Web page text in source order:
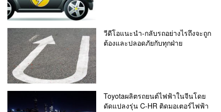
วีดีโอแนะนำ-กลับรถอย่างไรถึงจะถูก
ต้องและปลอดภัยกับทุกฝ่าย
Toyotaผลิตรถยนต์ไฟฟ้าในจีนโดย
ดัดแปลงรุ่น C-HR ติดมอเตอร์ไฟฟ้า